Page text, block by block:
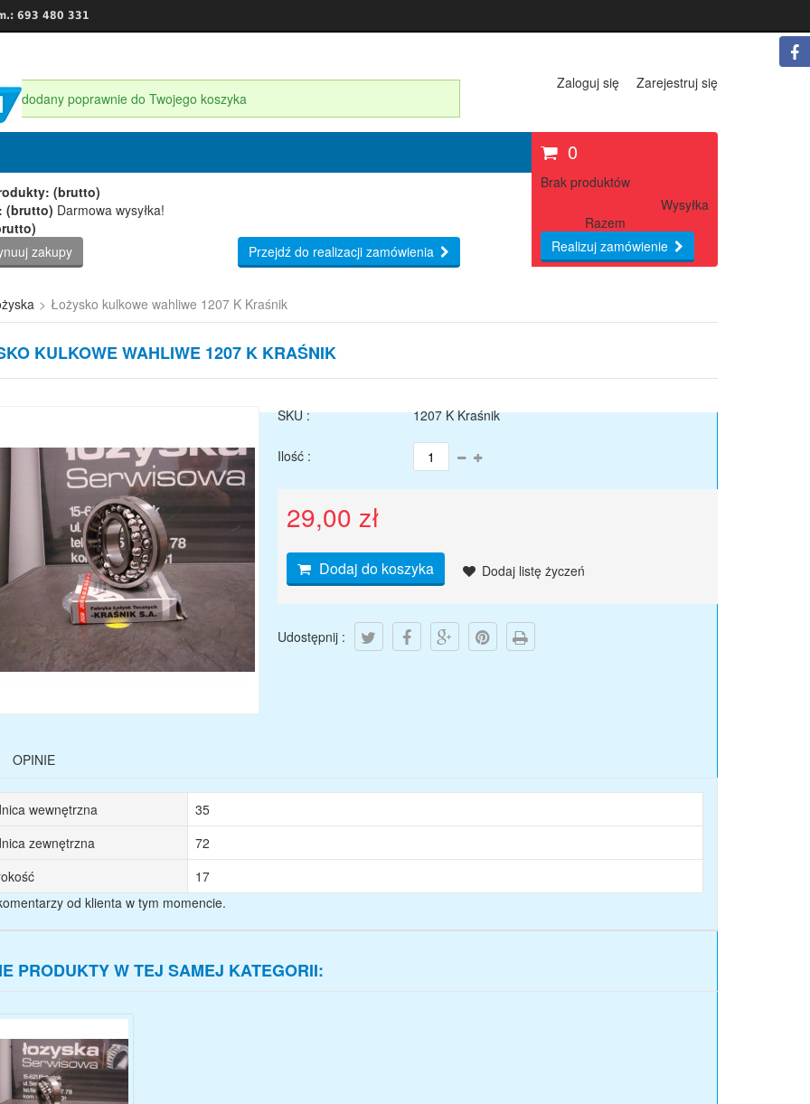
693 480 331
Zaloguj się Zarejestruj się
0
Brak produktów
Wysyłka
Razem
Realizuj zamówienie
dodany poprawnie do Twojego koszyka
(brutto)
(brutto) Darmowa wysyłka!
zakupy
Przejdź do realizacji zamówienia
> Łożysko kulkowe wahliwe 1207 K Kraśnik
KULKOWE WAHLIWE 1207 K KRAŚNIK
SKU : 1207 K Kraśnik
Ilość :
29,00 zł
Dodaj do koszyka Dodaj listę życzeń
Udostępnij :
OPINIE
wewnętrzna
35
zewnętrzna
72
17
od klienta w tym momencie.
PRODUKTY W TEJ SAMEJ KATEGORII: